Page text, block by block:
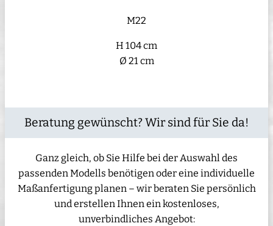
M22
H 104 cm
Ø 21 cm
Beratung gewünscht? Wir sind für Sie da!
Ganz gleich, ob Sie Hilfe bei der Auswahl des
passenden Modells benötigen oder eine individuelle
Maßanfertigung planen – wir beraten Sie persönlich
und erstellen Ihnen ein kostenloses,
unverbindliches Angebot: